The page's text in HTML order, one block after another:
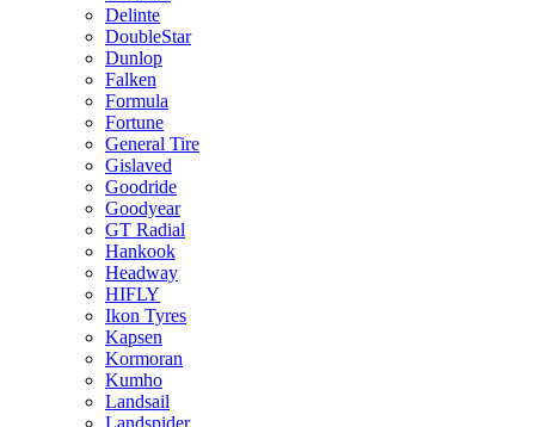
Delinte
DoubleStar
Dunlop
Falken
Formula
Fortune
General Tire
Gislaved
Goodride
Goodyear
GT Radial
Hankook
Headway
HIFLY
Ikon Tyres
Kapsen
Kormoran
Kumho
Landsail
Landspider